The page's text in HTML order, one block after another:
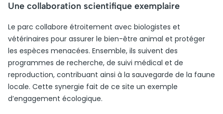
Une collaboration scientifique exemplaire
Le parc collabore étroitement avec biologistes et
vétérinaires pour assurer le bien-être animal et protéger
les espèces menacées. Ensemble, ils suivent des
programmes de recherche, de suivi médical et de
reproduction, contribuant ainsi à la sauvegarde de la faune
locale. Cette synergie fait de ce site un exemple
d’engagement écologique.